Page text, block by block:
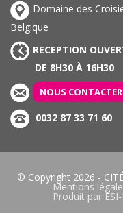
Domaine des
Belgique
RECEPTION
DE 8H30 À 16H30
NOUS CONTACTER
0032 87 33 71 60
© Copyright 2026 -
Mentions
Produit par